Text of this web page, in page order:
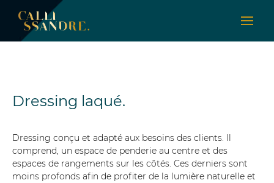
Dressing laqué.
Dressing conçu et adapté aux besoins des clients. Il
comprend, un espace de penderie au centre et des
espaces de rangements sur les côtés. Ces derniers sont
moins profonds afin de profiter de la lumière naturelle et